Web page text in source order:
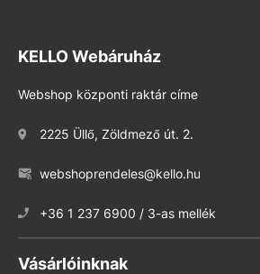
KELLO Webáruház
Webshop központi raktár címe
2225 Üllő, Zöldmező út. 2.
webshoprendeles@kello.hu
+36 1 237 6900 / 3-as mellék
Vásárlóinknak